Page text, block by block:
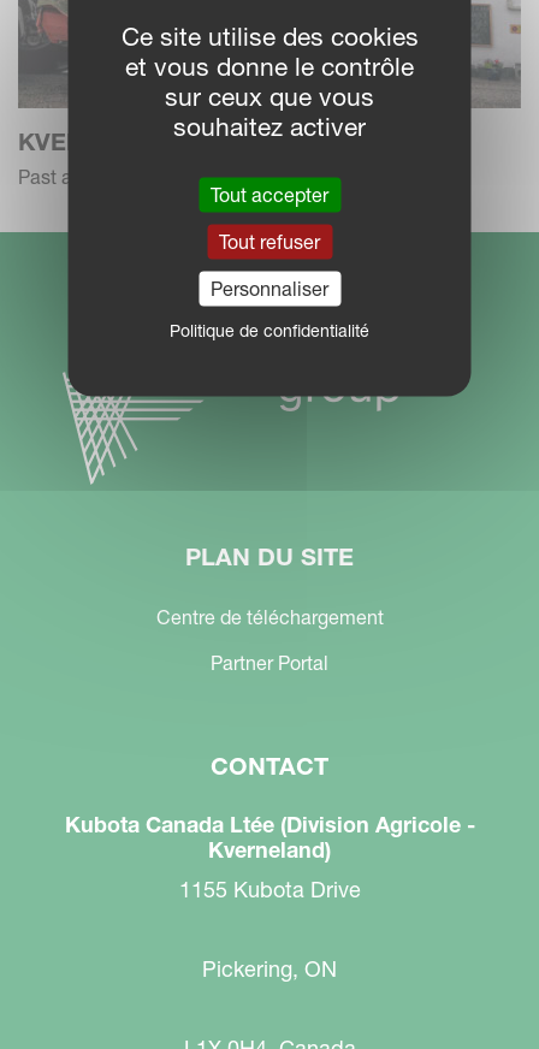
KVERNELAND GENERATIONS
Past and Future Kverneland Farmers
PLAN DU SITE
Centre de téléchargement
Partner Portal
CONTACT
Kubota Canada Ltée (Division Agricole -
Kverneland)
1155 Kubota Drive
Pickering, ON
Ce site utilise des cookies
et vous donne le contrôle
sur ceux que vous
souhaitez activer
Tout accepter
Tout refuser
Personnaliser
Politique de confidentialité